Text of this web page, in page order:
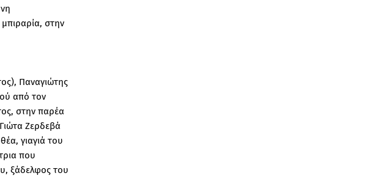
στην
Παναγιώτης
από τον
στην παρέα
Ζερδεβά
γιαγιά του
που
ξάδελφος του